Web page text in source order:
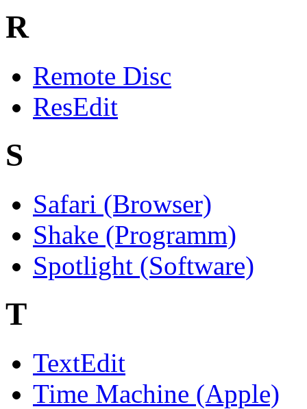
R
Remote Disc
ResEdit
S
Safari (Browser)
Shake (Programm)
Spotlight (Software)
T
TextEdit
Time Machine (Apple)